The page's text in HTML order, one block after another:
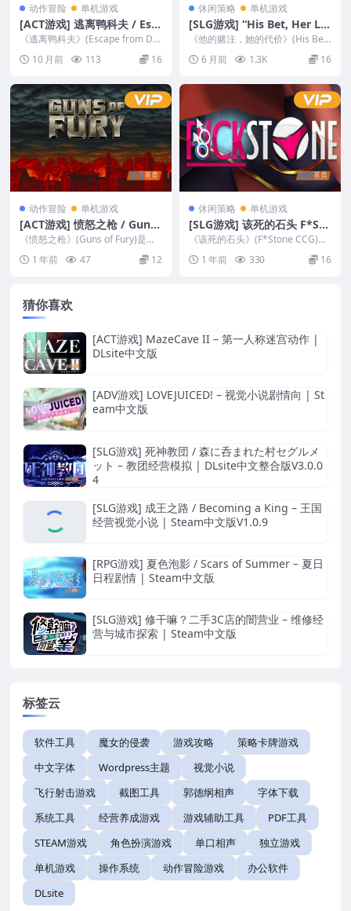
动作冒险 单机游戏
[ACT游戏] 逃离鸭科夫 / Esc
ape from Duckov – 动作射
击 | Steam中文版
《逃离鸭科夫》(Escape from Du
ckov)是一款鸭子题材PVE俯视角...
10 月前 113 16
休闲策略 单机游戏
[SLG游戏] “His Bet, Her Lo
ss”(他的赌注，她的代价)_SL
G双视角视觉小说_STEAM中
文整合版
《他的赌注，她的代价》(His Bet,
Her Loss)是一款ADV视觉小说...
6 月前 1.3K 16
动作冒险 单机游戏
[ACT游戏] 愤怒之枪 / Guns
of Fury – 动作射击 | Steam
中文版
《愤怒之枪》(Guns of Fury)是一
款由横版动作射击冒险游戏，类怀
旧街机...
1 年前 47 12
休闲策略 单机游戏
[SLG游戏] 该死的石头 F*Sto
ne CCG – 类炉石传说CCG卡
牌游戏 Steam中文版
《该死的石头》(F*Stone CCG)是
一款由类炉石传说模式的卡牌经营
游戏， ...
1 年前 330 16
猜你喜欢
[ACT游戏] MazeCave II – 第一人称迷宫动作 |
DLsite中文版
[ADV游戏] LOVEJUICED! – 视觉小说剧情向 | St
eam中文版
[SLG游戏] 死神教団 / 森に呑まれた村セグルメ
ット – 教团经营模拟 | DLsite中文整合版V3.0.0
4
[SLG游戏] 成王之路 / Becoming a King – 王国
经营视觉小说 | Steam中文版V1.0.9
[RPG游戏] 夏色泡影 / Scars of Summer – 夏日
日程剧情 | Steam中文版
[SLG游戏] 修干嘛？二手3C店的闇营业 – 维修经
营与城市探索 | Steam中文版
标签云
软件工具 魔女的侵袭 游戏攻略
策略卡牌游戏
中文字体
Wordpress主题
视觉小说
飞行射击游戏
截图工具 郭德纲相声
字体下载
系统工具
经营养成游戏 游戏辅助工具
PDF工具
STEAM游戏
角色扮演游戏 单口相声
独立游戏
单机游戏
操作系统 动作冒险游戏
办公软件
DLsite